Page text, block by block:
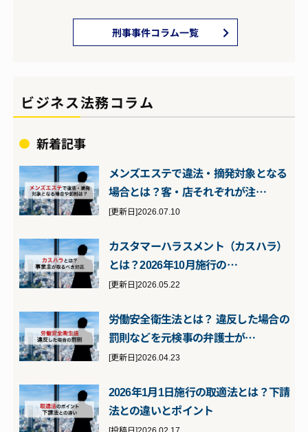
刑事事件コラム一覧
ビジネス法務コラム
新着記事
メンズエステで違法・摘発対象となる
場合とは？客・店それぞれが注…
[更新日]2026.07.10
カスタマーハラスメント（カスハラ）
とは？2026年10月施行の…
[更新日]2026.05.22
労働安全衛生法とは？ 違反した場合の
罰則などを元検事の弁護士が…
[更新日]2026.04.23
2026年1月1日施行の取適法とは？下請
法との違いとポイント